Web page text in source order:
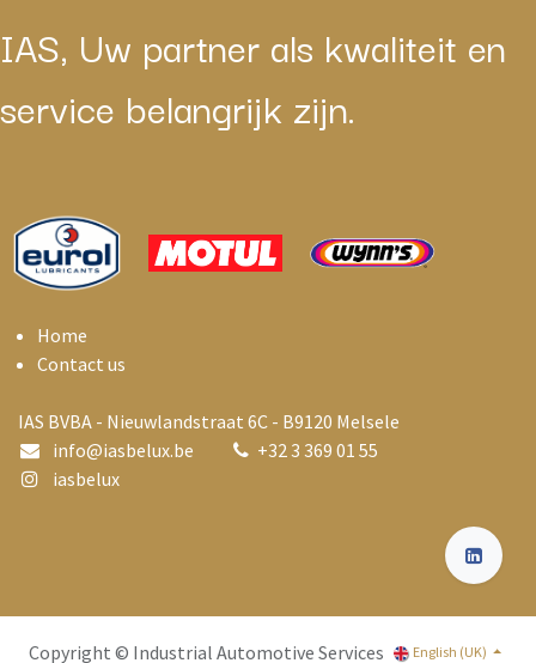
IAS, Uw partner als kwaliteit en
service belangrijk zijn.
Home
Contact us
IAS BVBA - Nieuwlandstraat 6C - B9120 Melsele
info@iasbelux.be +32 3 369 01 55
iasbelux
Copyright © Industrial Automotive Services English (UK)